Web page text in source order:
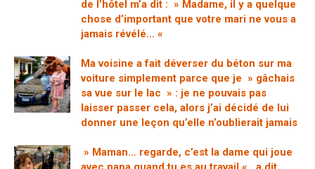
de l’hôtel m’a dit : » Madame, il y a quelque
chose d’important que votre mari ne vous a
jamais révélé… «
Ma voisine a fait déverser du béton sur ma
voiture simplement parce que je » gâchais
sa vue sur le lac » : je ne pouvais pas
laisser passer cela, alors j’ai décidé de lui
donner une leçon qu’elle n’oublierait jamais
» Maman… regarde, c’est la dame qui joue